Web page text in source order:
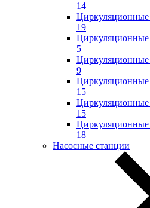
14
Циркуляционные
19
5
Циркуляционные
9
Циркуляционные
15
15
Циркуляционные
18
Насосные станции